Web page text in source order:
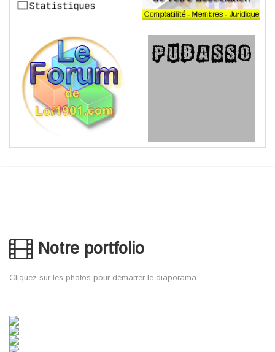
Notre portfolio
Cliquez sur les photos pour démarrer le diaporama